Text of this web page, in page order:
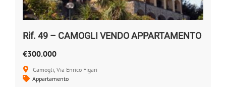
Rif. 49 – CAMOGLI VENDO APPARTAMENTO
€300.000
Camogli, Via Enrico Figari
Appartamento